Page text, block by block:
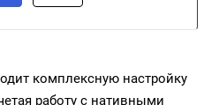
комплексную настройку
работу с нативными